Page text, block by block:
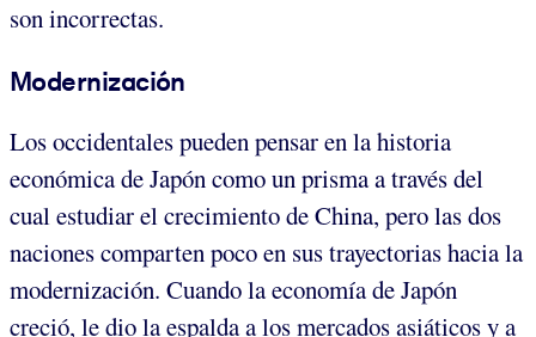
son incorrectas.
Modernización
Los occidentales pueden pensar en la historia
económica de Japón como un prisma a través del
cual estudiar el crecimiento de China, pero las dos
naciones comparten poco en sus trayectorias hacia la
modernización. Cuando la economía de Japón
creció, le dio la espalda a los mercados asiáticos y a